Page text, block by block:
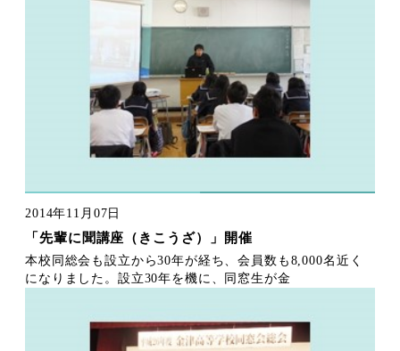
2014年11月07日
「先輩に聞講座（きこうざ）」開催
本校同総会も設立から30年が経ち、会員数も8,000名近く
になりました。設立30年を機に、同窓生が金